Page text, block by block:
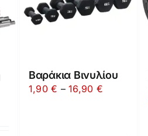
Βαράκια Βινυλίου
1,90€ – 16,90 €Price